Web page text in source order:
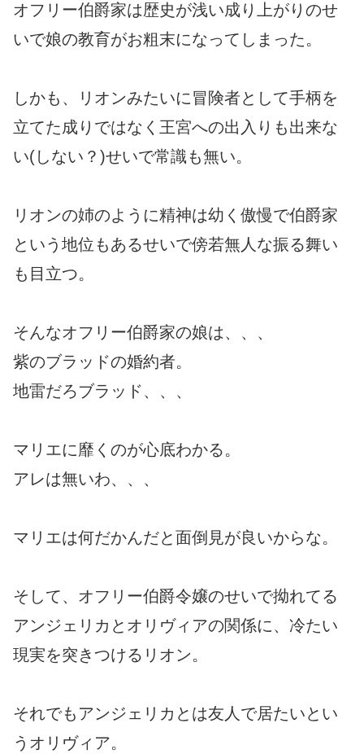
オフリー伯爵家は歴史が浅い成り上がりのせ
いで娘の教育がお粗末になってしまった。
しかも、リオンみたいに冒険者として手柄を
立てた成りではなく王宮への出入りも出来な
い(しない？)せいで常識も無い。
リオンの姉のように精神は幼く傲慢で伯爵家
という地位もあるせいで傍若無人な振る舞い
も目立つ。
そんなオフリー伯爵家の娘は、、、
紫のブラッドの婚約者。
地雷だろブラッド、、、
マリエに靡くのが心底わかる。
アレは無いわ、、、
マリエは何だかんだと面倒見が良いからな。
そして、オフリー伯爵令嬢のせいで拗れてる
アンジェリカとオリヴィアの関係に、冷たい
現実を突きつけるリオン。
それでもアンジェリカとは友人で居たいとい
うオリヴィア。